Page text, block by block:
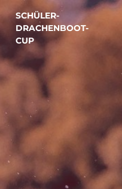
SCHÜLER-
DRACHENBOOT-
CUP